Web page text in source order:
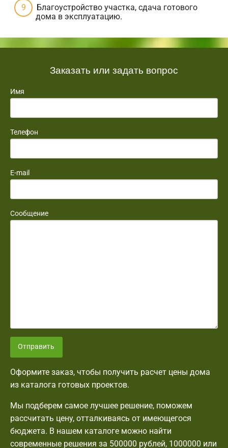
Благоустройство участка, сдача готового
дома в эксплуатацию.
Заказать или задать вопрос
Имя
Телефон
E-mail
Сообщение
Отправить
Оформите заказ, чтобы получить расчет цены дома
из каталога готовых проектов.
Мы подберем самое лучшее решение, поможем
рассчитать цену, отталкиваясь от имеющегося
бюджета. В нашем каталоге можно найти
современные решения за 500000 рублей, 1000000 или